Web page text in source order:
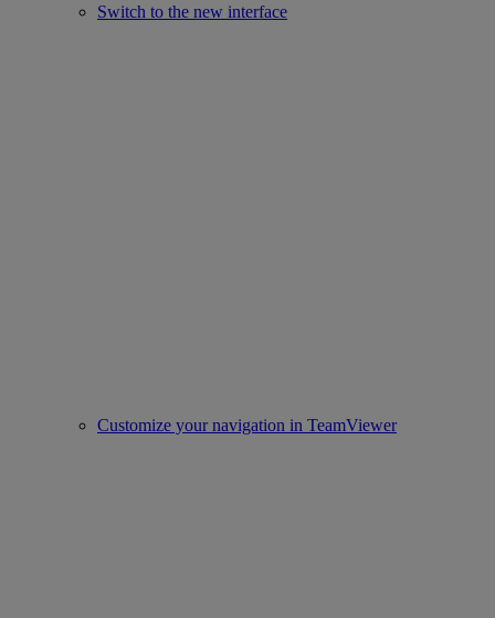
Switch to the new interface
Customize your navigation in TeamViewer